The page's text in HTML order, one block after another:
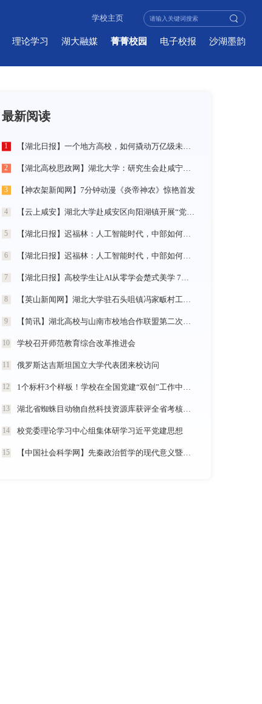
学校主页
理论学习 湖大融媒 菁菁校园 电子校报 沙湖墨韵
最新阅读
1 【湖北日报】一个地方高校，如何撬动万亿级未来产业
2 【湖北高校思政网】湖北大学：研究生会赴咸宁市开展“党建引领三无小区治理”社会实践活动
3 【神农架新闻网】7分钟动漫《炎帝神农》惊艳首发
4 【云上咸安】湖北大学赴咸安区向阳湖镇开展“党建引领农村社区治理”调研服务活动
5 【湖北日报】迟福林：人工智能时代，中部如何走在前？
6 【湖北日报】迟福林：人工智能时代，中部如何走在前？
7 【湖北日报】高校学生让AI从零学会楚式美学 7分钟动漫《炎帝神农》惊艳首发
8 【英山新闻网】湖北大学驻石头咀镇冯家畈村工作队：全力守护人民群众生命财产安全
9 【简讯】湖北高校与山南市校地合作联盟第二次全体会议在我校召开
10 学校召开师范教育综合改革推进会
11 俄罗斯达吉斯坦国立大学代表团来校访问
12 1个标杆3个样板！学校在全国党建“双创”工作中再创佳绩
13 湖北省蜘蛛目动物自然科技资源库获评全省考核优秀
14 校党委理论学习中心组集体研学习近平党建思想
15 【中国社会科学网】先秦政治哲学的现代意义暨《中国政治哲学通史·春秋战国卷（儒墨家）》学术研讨会举行